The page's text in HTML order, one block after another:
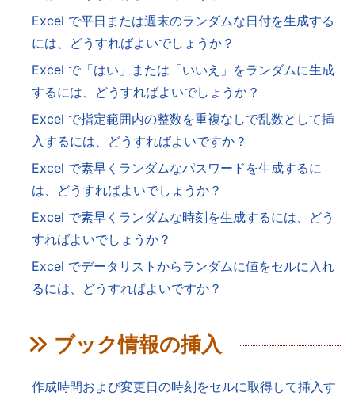
Excel で平日または週末のランダムな日付を生成する
には、どうすればよいでしょうか？
Excel で「はい」または「いいえ」をランダムに生成
するには、どうすればよいでしょうか？
Excel で指定範囲内の整数を重複なしで乱数として挿
入するには、どうすればよいですか？
Excel で素早くランダムなパスワードを生成するに
は、どうすればよいでしょうか？
Excel で素早くランダムな時刻を生成するには、どう
すればよいでしょうか？
Excel でデータリストからランダムに値をセルに入れ
るには、どうすればよいですか？
ブック情報の挿入
作成時間および変更日の時刻をセルに取得して挿入す